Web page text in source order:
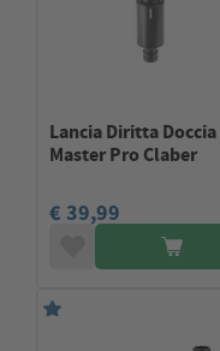
Lancia Diritta Doccia
Master Pro Claber
€ 39,99